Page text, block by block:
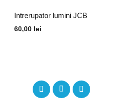
Intrerupator lumini JCB
60,00 lei